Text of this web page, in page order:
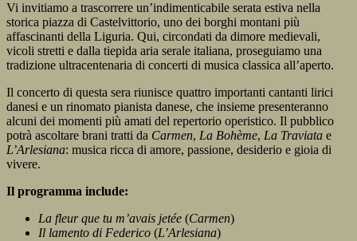
Vi invitiamo a trascorrere un’indimenticabile serata estiva nella
storica piazza di Castelvittorio, uno dei borghi montani più
affascinanti della Liguria. Qui, circondati da dimore medievali,
vicoli stretti e dalla tiepida aria serale italiana, proseguiamo una
tradizione ultracentenaria di concerti di musica classica all’aperto.
Il concerto di questa sera riunisce quattro importanti cantanti lirici
danesi e un rinomato pianista danese, che insieme presenteranno
alcuni dei momenti più amati del repertorio operistico. Il pubblico
potrà ascoltare brani tratti da Carmen, La Bohème, La Traviata e
L’Arlesiana: musica ricca di amore, passione, desiderio e gioia di
vivere.
Il programma include:
La fleur que tu m’avais jetée (Carmen)
Il lamento di Federico (L’Arlesiana)